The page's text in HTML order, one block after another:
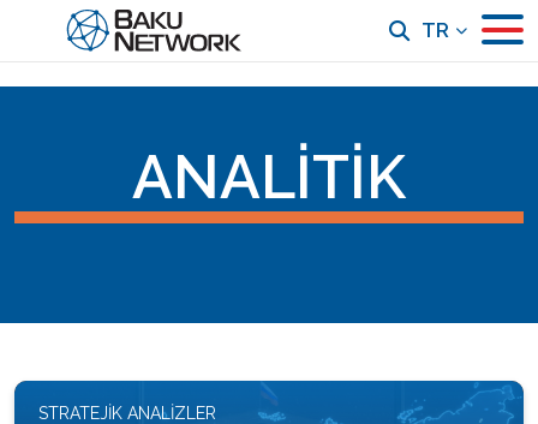
TR
ANALITIK
STRATEJIK ANALIZLER